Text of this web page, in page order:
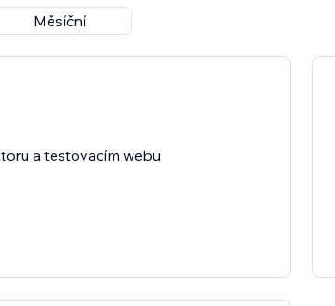
Měsíční
a testovacím webu